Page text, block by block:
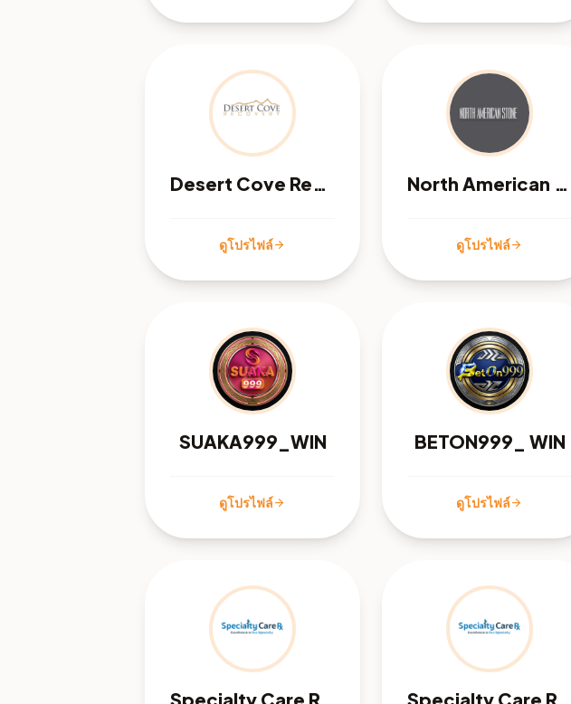
Desert Cove Recovery
ดูโปรไฟล์arrow_forward
North American Stone
ดูโปรไฟล์arrow_forward
SUAKA999_WIN
ดูโปรไฟล์arrow_forward
BETON999_ WIN
ดูโปรไฟล์arrow_forward
Specialty Care Rx - Memphis, TN Specialty Care Rx - Plano, TX